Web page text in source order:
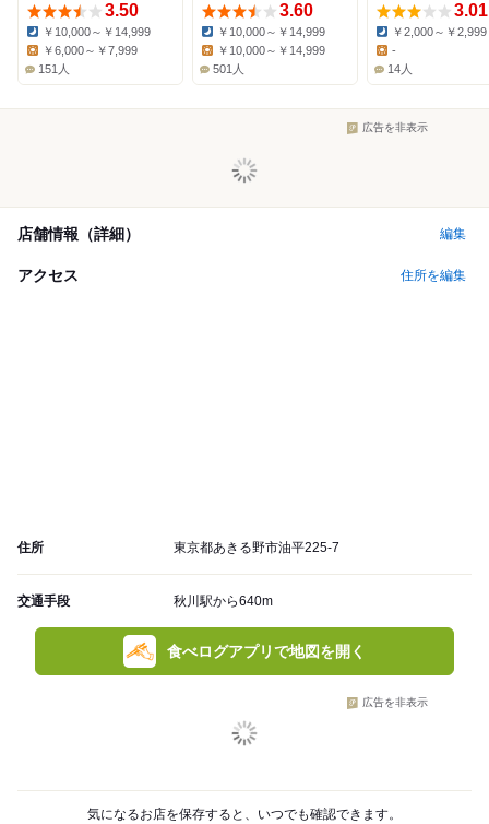
3.50
Dinner:
￥10,000～￥14,999
￥6,000～￥7,999
151人
3.60
Dinner:
￥10,000～￥14,999
￥10,000～￥14,999
501人
3.01
Dinner:
￥2,000～￥2,999
Lunch:
-
14人
広告を非表示
店舗情報（詳細） 編集
アクセス 住所を編集
住所 東京都あきる野市油平225-7
交通手段 秋川駅から640m
食べログアプリで地図を開く
広告を非表示
気になるお店を保存すると、いつでも確認できます。